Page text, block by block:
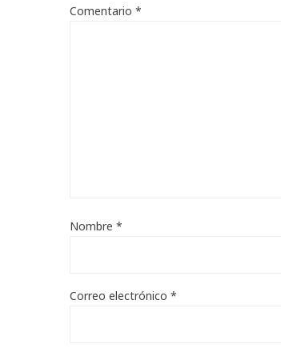
Comentario *
Nombre *
Correo electrónico *